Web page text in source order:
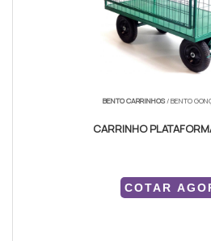
BENTO CARRINHOS/ BENTO
CARRINHO
COTAR